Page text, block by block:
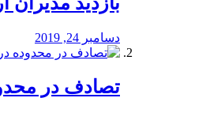
دسامبر 24, 2019
تصادف در